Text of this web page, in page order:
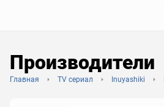
Производители
Главная TV сериал Inuyashiki